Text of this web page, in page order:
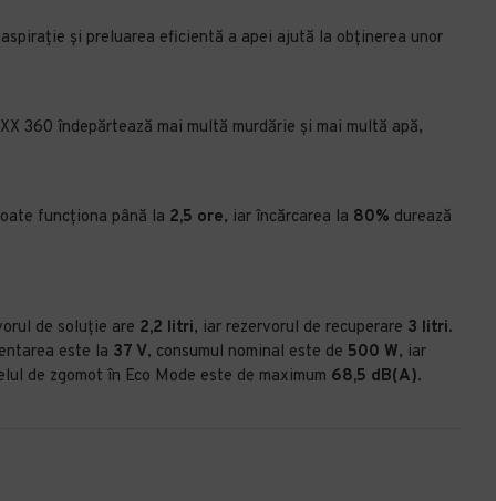
și preluarea eficientă a apei ajută la obținerea unor
360 îndepărtează mai multă murdărie și mai multă apă,
funcționa până la 2,5 ore, iar încărcarea la 80% durează
de soluție are 2,2 litri, iar rezervorul de recuperare 3 litri.
este la 37 V, consumul nominal este de 500 W, iar
de zgomot în Eco Mode este de maximum 68,5 dB(A).